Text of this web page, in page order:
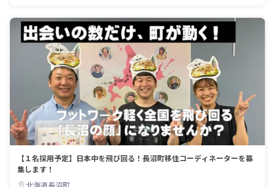
【１名採用予定】日本中を飛び回る！長沼町移住コーディネーターを募
集します！
北海道長沼町